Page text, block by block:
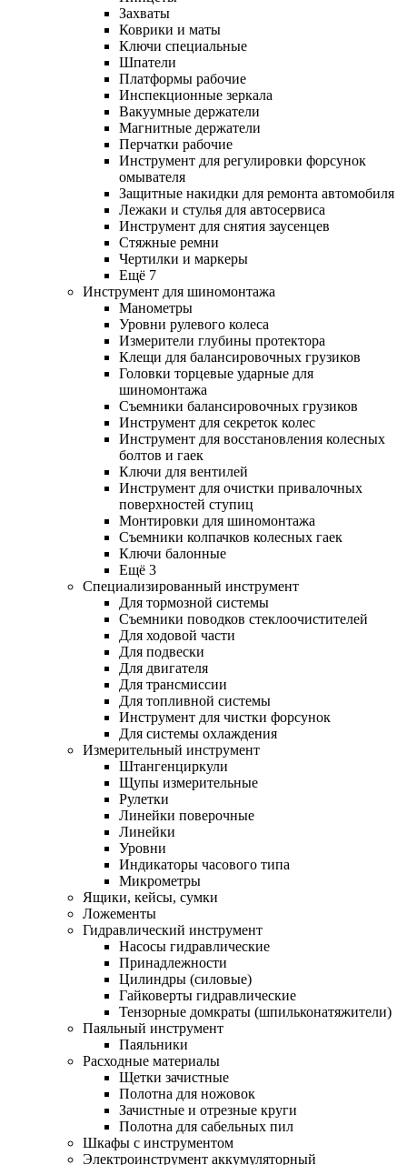
Захваты
Коврики и маты
Ключи специальные
Шпатели
Платформы рабочие
Инспекционные зеркала
Вакуумные держатели
Магнитные держатели
Перчатки рабочие
Инструмент для регулировки форсунок
омывателя
Защитные накидки для ремонта автомобиля
Лежаки и стулья для автосервиса
Инструмент для снятия заусенцев
Стяжные ремни
Чертилки и маркеры
Ещё 7
Инструмент для шиномонтажа
Манометры
Уровни рулевого колеса
Измерители глубины протектора
Клещи для балансировочных грузиков
Головки торцевые ударные для
шиномонтажа
Съемники балансировочных грузиков
Инструмент для секреток колес
Инструмент для восстановления колесных
болтов и гаек
Ключи для вентилей
Инструмент для очистки привалочных
поверхностей ступиц
Монтировки для шиномонтажа
Съемники колпачков колесных гаек
Ключи балонные
Ещё 3
Специализированный инструмент
Для тормозной системы
Съемники поводков стеклоочистителей
Для ходовой части
Для подвески
Для двигателя
Для трансмиссии
Для топливной системы
Инструмент для чистки форсунок
Для системы охлаждения
Измерительный инструмент
Штангенциркули
Щупы измерительные
Рулетки
Линейки поверочные
Линейки
Уровни
Индикаторы часового типа
Микрометры
Ящики, кейсы, сумки
Ложементы
Гидравлический инструмент
Насосы гидравлические
Принадлежности
Цилиндры (силовые)
Гайковерты гидравлические
Тензорные домкраты (шпильконатяжители)
Паяльный инструмент
Паяльники
Расходные материалы
Щетки зачистные
Полотна для ножовок
Зачистные и отрезные круги
Полотна для сабельных пил
Шкафы с инструментом
Электроинструмент аккумуляторный